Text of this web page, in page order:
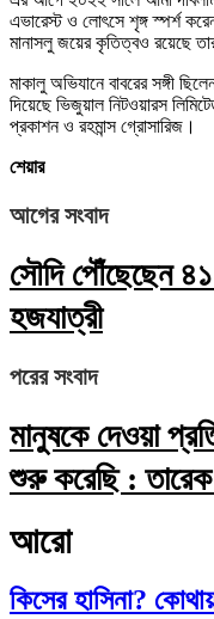
এভারেস্ট ও লোৎসে শৃঙ্গ স্পর্শ
মানাসলু জয়ের কৃতিত্বও রয়েছে
মাকালু অভিযানে বাবরের সঙ্গী
দিয়েছে ভিজুয়াল নিটওয়ারস
প্রকাশন ও রহমান্স গ্রোসারিজ।
শেয়ার
আগের সংবাদ
সৌদি পৌঁছেছেন ৪১
হজযাত্রী
পরের সংবাদ
মানুষকে দেওয়া
শুরু করেছি :
আরো
কিসের হাসিনা?